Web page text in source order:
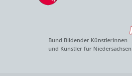
Bund Bildender Künstlerinnen
und Künstler für Niedersachsen